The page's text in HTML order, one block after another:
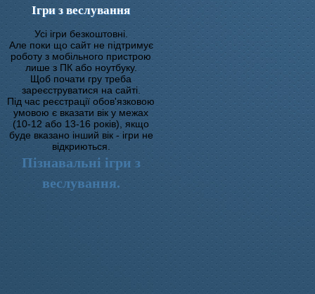
Ігри з веслування
Усі ігри безкоштовні.
Але поки що сайт не підтримує
роботу з мобільного пристрою
лише з ПК або ноутбуку.
Щоб почати гру треба
зареєструватися на сайті.
Під час реєстрації обов'язковою
умовою є вказати вік у межах
(10-12 або 13-16 років), якщо
буде вказано інший вік - ігри не
відкриються.
Пізнавальні ігри з
веслування.